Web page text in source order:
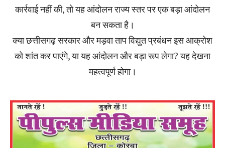
कार्रवाई नहीं की, तो यह आंदोलन राज्य स्तर पर एक बड़ा आंदोलन
बन सकता है।
क्या छत्तीसगढ़ सरकार और मड़वा ताप विद्युत प्रबंधन इस आक्रोश
को शांत कर पाएंगे, या यह आंदोलन और बड़ा रूप लेगा? यह देखना
महत्वपूर्ण होगा।